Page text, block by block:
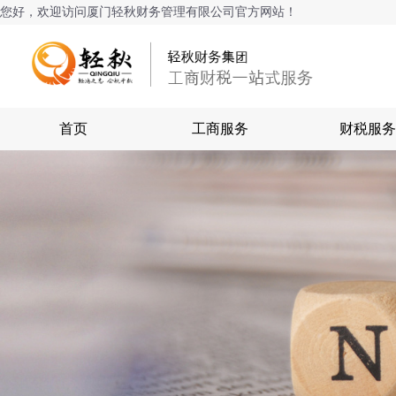
您好，欢迎访问厦门轻秋财务管理有限公司官方网站！
首页 工商服务 财税服务